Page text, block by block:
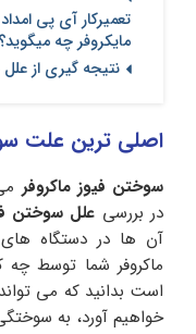
تعمیرکار آی پی
مایکروفر چه میگوید؟
نتیجه گیری از
اصلی ترین علت
سوختن فیوز ماکروفر
در بررسی علل سوختن
آن ها در دستگاه های
ماکروفر شما توسط چه
است بدانید که می
خواهیم آورد، به